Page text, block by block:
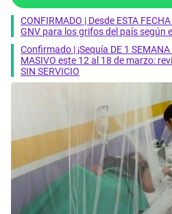
CONFIRMADO | Desde ESTA
GNV para los grifos del país según
Confirmado | ¡Sequía DE 1
MASIVO este 12 al 18 de marzo:
SIN SERVICIO